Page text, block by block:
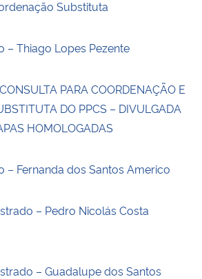
Substituta
– Thiago Lopes Pezente
PARA COORDENAÇÃO E
DO PPCS – DIVULGADA
HOMOLOGADAS
– Fernanda dos Santos Americo
– Pedro Nicolás Costa
– Guadalupe dos Santos